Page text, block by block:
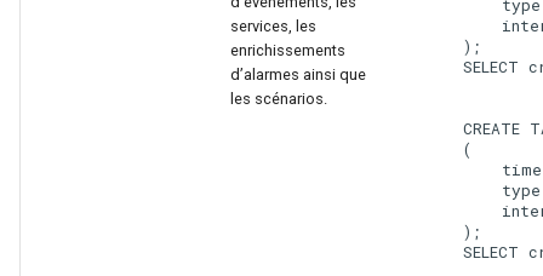
services, les
enrichissements
d’alarmes ainsi que
les scénarios.
    );
SELECT
CREATE
    (
    );
SELECT